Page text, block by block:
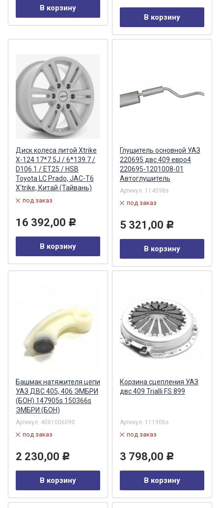
В корзину
В корзину
Диск колеса литой Xtrike
X-124 17*7.5J / 6*139.7 /
D106.1 / ET25 / HSB
Toyota LC Prado, JAC-T6
X'trike, Китай (Тайвань)
под заказ
16 392,00 Р
В корзину
Глушитель основной УАЗ
220695 двс 409 евро4
220695-1201008-01
Автоглушитель
Артикул: 114598s
под заказ
5 321,00 Р
В корзину
Башмак натяжителя цепи
УАЗ ДВС 405, 406 ЭМБРИ
(БОН) 147905s 150366s
ЭМБРИ (БОН)
Артикул: 4061006090
под заказ
2 230,00 Р
В корзину
Корзина сцепления УАЗ
двс 409 Trialli FS 899
Артикул: 111906s
под заказ
3 798,00 Р
В корзину